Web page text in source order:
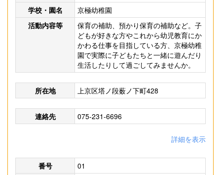
学校・園名
京極幼稚園
活動内容等
保育の補助、預かり保育の補助など。子
どもが好きな方やこれから幼児教育にか
かわる仕事を目指している方、京極幼稚
園で実際に子どもたちと一緒に遊んだり
生活したりして過ごしてみませんか。
所在地 上京区塔ノ段薮ノ下町428
連絡先 075-231-6696
詳細を表示
番号
01